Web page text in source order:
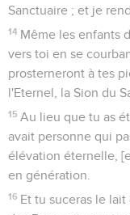
Sanctuaire ; et je
14 Même les enfants
vers toi en se
prosterneront à tes
l'Eternel, la Sion du
15 Au lieu que tu as
avait personne qui
élévation éternelle,
en génération.
16 Et tu suceras le